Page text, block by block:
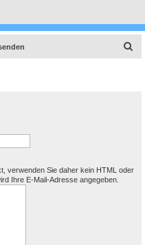
verwenden Sie daher kein HTML oder
Ihre E-Mail-Adresse angegeben.